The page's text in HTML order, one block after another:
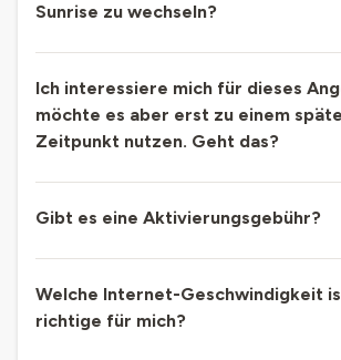
Sunrise zu wechseln?
Ich interessiere mich für dieses
möchte es aber erst zu einem
Zeitpunkt nutzen. Geht das?
Gibt es eine Aktivierungsgebühr?
Welche Internet-Geschwindigkeit
richtige für mich?